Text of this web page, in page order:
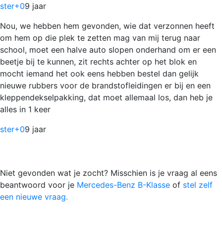
ster+09 jaar
Nou, we hebben hem gevonden, wie dat verzonnen heeft
om hem op die plek te zetten mag van mij terug naar
school, moet een halve auto slopen onderhand om er een
beetje bij te kunnen, zit rechts achter op het blok en
mocht iemand het ook eens hebben bestel dan gelijk
nieuwe rubbers voor de brandstofleidingen er bij en een
kleppendekselpakking, dat moet allemaal los, dan heb je
alles in 1 keer
ster+09 jaar
Niet gevonden wat je zocht? Misschien is je vraag al eens
beantwoord voor je Mercedes-Benz B-Klasse of stel zelf
een nieuwe vraag.